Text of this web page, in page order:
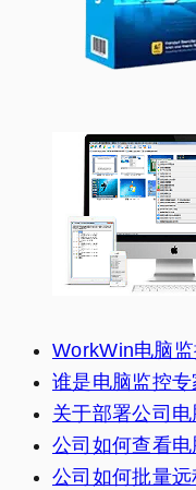
WorkWin电脑
谁是电脑监控
关于部署公司
公司如何查看电
公司如何批量远